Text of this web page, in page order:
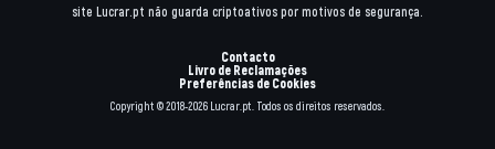
site Lucrar.pt não guarda criptoativos por motivos de segurança.
Contacto
Livro de Reclamações
Preferências de Cookies
Copyright © 2018-2026 Lucrar.pt. Todos os direitos reservados.